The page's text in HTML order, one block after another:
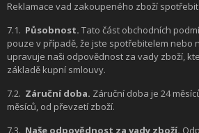
Reklamace vad zakoupeného zboží
7.1. Působnost. Tato část obchodních
pouze v případě, že jste spotřebitelem nebo
upravuje naši odpovědnost za vady zboží,
základě kupní smlouvy.
7.2. Záruční doba. Záruční doba je 24
měsíců, od převzetí zboží.
7.3. Naše odpovědnost za vady zboží.